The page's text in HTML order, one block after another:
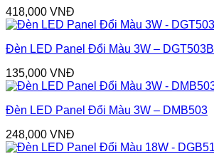
418,000 VNĐ
Đèn LED Panel Đổi Màu 3W – DGT503B
135,000 VNĐ
Đèn LED Panel Đổi Màu 3W – DMB503
248,000 VNĐ